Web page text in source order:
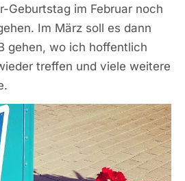
Geburtstag im Februar noch
Im März soll es dann
gehen, wo ich hoffentlich
treffen und viele weitere